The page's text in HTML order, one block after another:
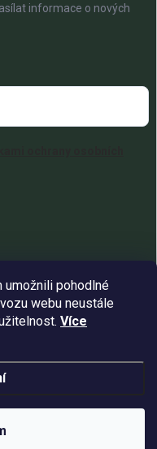
umožnili pohodlné
webu neustále
Více
informace o nových